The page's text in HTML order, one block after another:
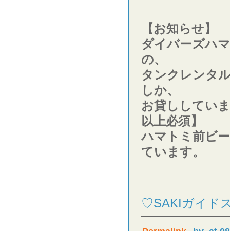
【お知らせ】
ダイバーズハ
の、
タンクレンタ
しか、
お貸ししてい
以上必須】
ハマトミ前ビ
ています。
♡SAKIガイド